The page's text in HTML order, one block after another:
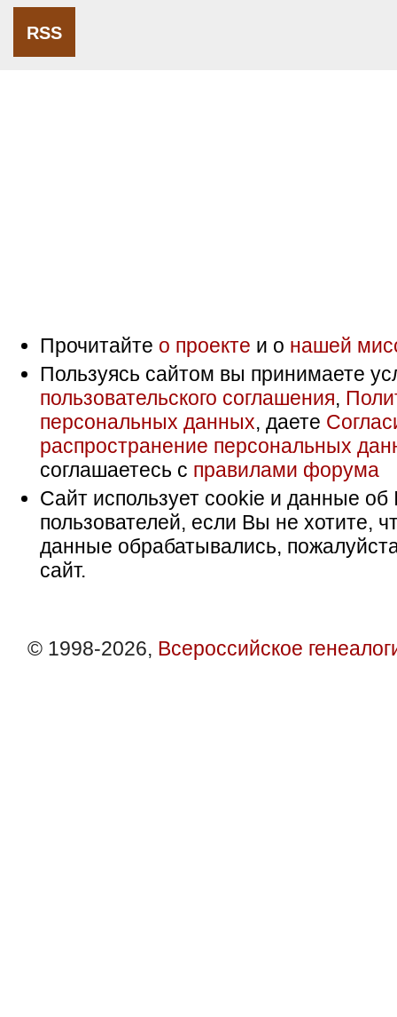
RSS
Прочитайте о проекте и о нашей
Пользуясь сайтом вы принимаете
пользовательского соглашения,
персональных данных, даете
распространение персональных
соглашаетесь с правилами форума
Сайт использует cookie и данные об
пользователей, если Вы не хотите,
данные обрабатывались,
сайт.
© 1998-2026, Всероссийское